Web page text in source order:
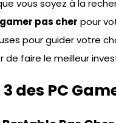
vous soyez à la
pas cher pour
pour guider votre
de faire le meilleur
des PC